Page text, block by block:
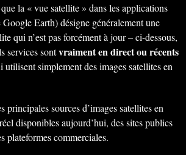
la « vue satellite » dans les applications
Earth) désigne généralement une
qui n’est pas forcément à jour – ci-dessous,
services sontvraiment en direct ou récents
simplement des images satellites en
principales sources d’images satellites en
disponibles aujourd’hui, des sites publics
plateformes commerciales.